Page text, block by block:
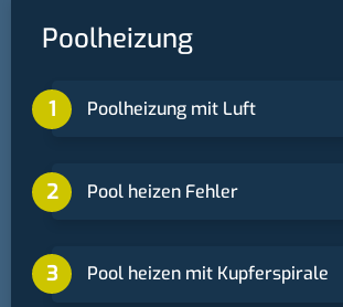
Poolheizung
Poolheizung mit Luft
Pool heizen Fehler
Pool heizen mit Kupferspirale